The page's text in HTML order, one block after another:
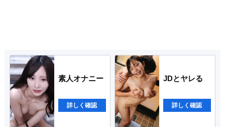
素人オナニー
詳しく確認
JDとヤレる
詳しく確認